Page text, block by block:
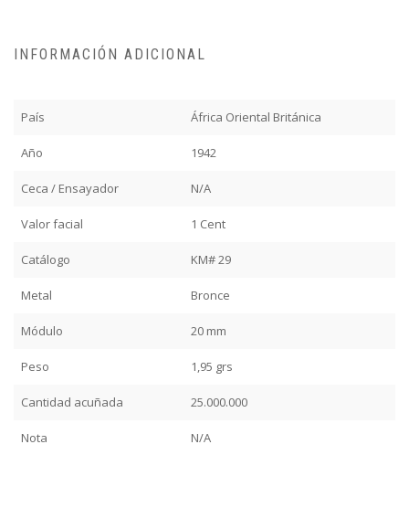
INFORMACIÓN ADICIONAL
País África Oriental Británica
Año 1942
Ceca / Ensayador N/A
Valor facial 1 Cent
Catálogo KM# 29
Metal Bronce
Módulo 20 mm
Peso 1,95 grs
Cantidad acuñada 25.000.000
Nota N/A